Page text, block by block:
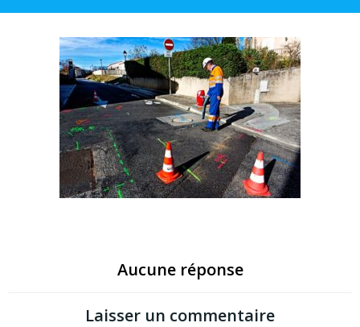
Aucune réponse
Laisser un commentaire